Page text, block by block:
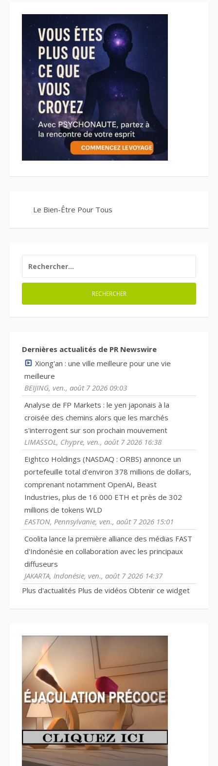
Le Bien-Être Pour Tous
Dernières actualités de PR Newswire
Xiong'an : une ville meilleure pour une vie
meilleure
BEIJING, ven., août 7 2026 09:03
Analyse de FP Markets : le yen japonais à la
croisée des chemins alors que les marchés
s'interrogent sur son prochain mouvement
LIMASSOL, Chypre, ven., août 7 2026 16:38
Eightco Holdings (NASDAQ : ORBS) annonce un
portefeuille total d'environ 378 millions de dollars,
comprenant notamment OpenAI, Beast
Industries, plus de 16 000 ETH et près de 302
millions de tokens WLD
EASTON, Pennsylvanie, ven., août 7 2026 15:01
Coolita lance la première alliance des médias FAST
d'Indonésie en collaboration avec les principaux
diffuseurs
JAKARTA, Indonésie, ven., août 7 2026 14:37
Plus d'actualités Plus de vidéos Obtenir ce widget